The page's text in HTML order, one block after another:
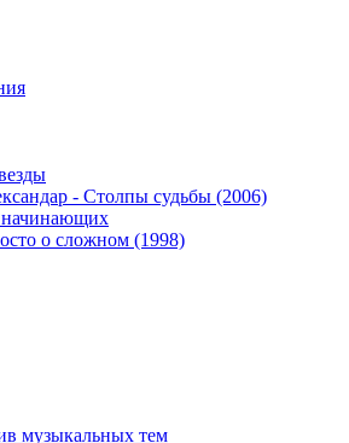
- Столпы судьбы (2006)
начинающих
о сложном (1998)
музыкальных тем